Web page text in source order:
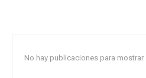
No hay publicaciones para mostrar